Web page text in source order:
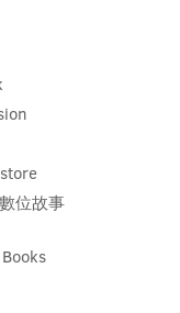
位故事